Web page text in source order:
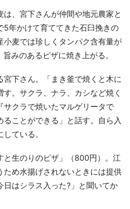
、宮下さんが仲間や地元農家と
5年かけて育ててきた石臼挽きの
小麦では珍しくタンパク含有量が
みのあるピザに焼き上がる。
下さん。「まき釜で焼くと木に
。サクラ、ナラ、カシなど焼く
サクラで焼いたマルゲリータで
ことができる」と話す。自ら入
ている。
生のりのピザ」（800円）。江
ため水揚げされないときには提供
日はシラス入った?」と聞いてか